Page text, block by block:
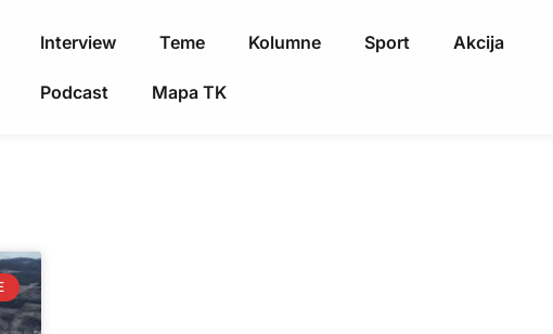
Interview Teme Kolumne Sport Akcija
Podcast Mapa TK